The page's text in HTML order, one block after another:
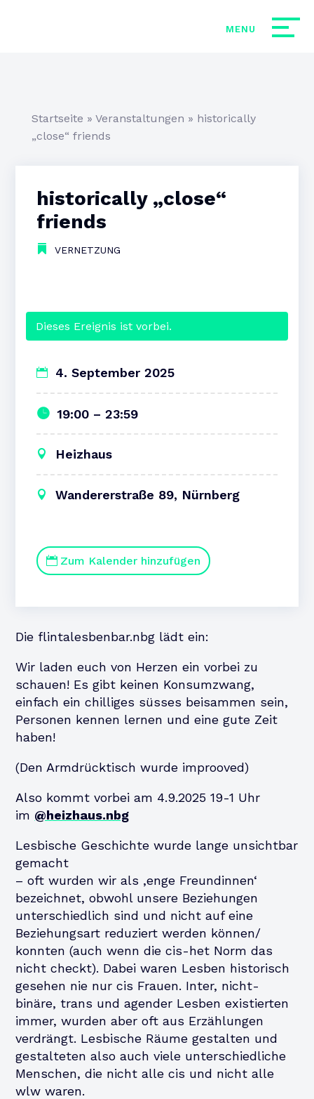
Startseite » Veranstaltungen » historically
„close“ friends
historically „close“
friends
VERNETZUNG
Dieses Ereignis ist vorbei.
4. September 2025
19:00 – 23:59
Heizhaus
Wandererstraße 89, Nürnberg
Zum Kalender hinzufügen
Die flintalesbenbar.nbg lädt ein:
Wir laden euch von Herzen ein vorbei zu
schauen! Es gibt keinen Konsumzwang,
einfach ein chilliges süsses beisammen sein,
Personen kennen lernen und eine gute Zeit
haben!
(Den Armdrücktisch wurde improoved)
Also kommt vorbei am 4.9.2025 19-1 Uhr
im @heizhaus.nbg
Lesbische Geschichte wurde lange unsichtbar
gemacht
– oft wurden wir als ,enge Freundinnen‘
bezeichnet, obwohl unsere Beziehungen
unterschiedlich sind und nicht auf eine
Beziehungsart reduziert werden können/
konnten (auch wenn die cis-het Norm das
nicht checkt). Dabei waren Lesben historisch
gesehen nie nur cis Frauen. Inter, nicht-
binäre, trans und agender Lesben existierten
immer, wurden aber oft aus Erzählungen
verdrängt. Lesbische Räume gestalten und
gestalteten also auch viele unterschiedliche
Menschen, die nicht alle cis und nicht alle
wlw waren.